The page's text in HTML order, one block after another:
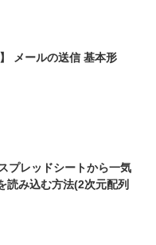
】 メールの送信 基本形
プレッドシートから一気
読み込む方法(2次元配列